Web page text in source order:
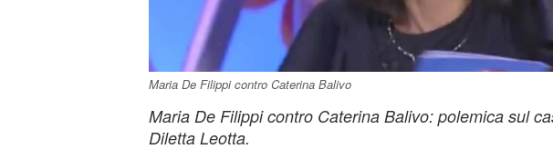
Maria De Filippi contro Caterina Balivo
Maria De Filippi contro Caterina Balivo: polemica sul
Diletta Leotta.